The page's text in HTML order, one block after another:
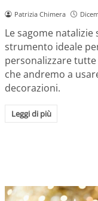
Patrizia Chimera
Le sagome natalizie
strumento ideale
personalizzare
che andremo a
decorazioni.
Leggi di più